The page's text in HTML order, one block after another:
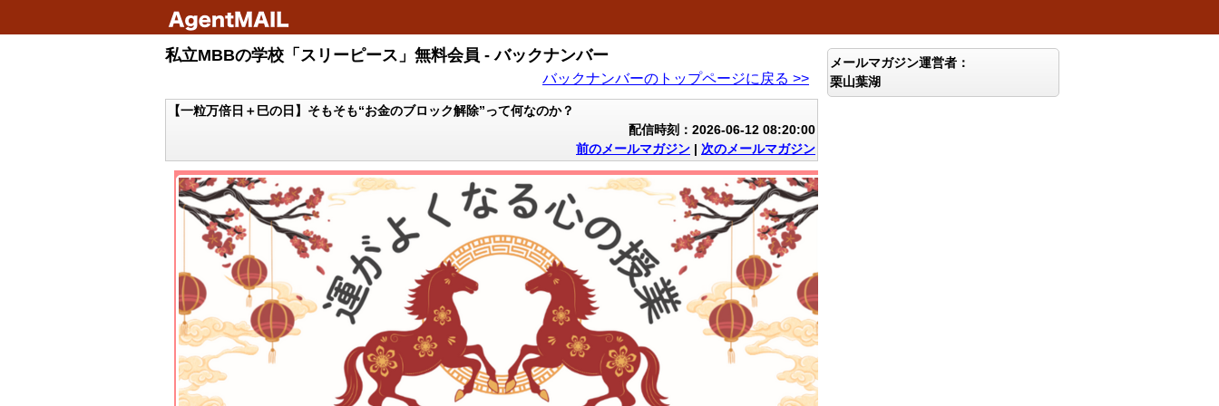
私立MBBの学校「スリーピース」無料会員 - バックナンバー
バックナンバーのトップページに戻る >>
【一粒万倍日＋巳の日】そもそも“お金のブロック解除”って何なのか？
配信時刻：2026-06-12 08:20:00
前のメールマガジン | 次のメールマガジン
メールマガジン運営者：
栗山葉湖